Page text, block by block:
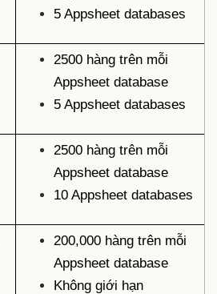
5 Appsheet databases
2500 hàng trên mỗi
Appsheet database
5 Appsheet databases
2500 hàng trên mỗi
Appsheet database
10 Appsheet databases
200,000 hàng trên mỗi
Appsheet database
Không giới hạn